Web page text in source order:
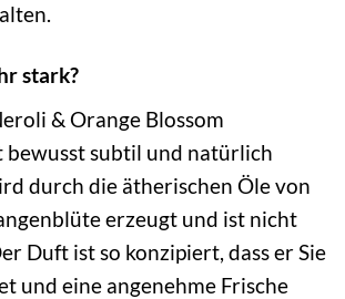
stark?
& Orange Blossom
bewusst subtil und natürlich
durch die ätherischen Öle von
erzeugt und ist nicht
Duft ist so konzipiert, dass er Sie
und eine angenehme Frische